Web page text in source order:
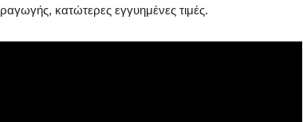
κατώτερες εγγυημένες τιμές.